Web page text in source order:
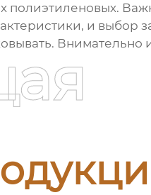
и выбор
Внимательно